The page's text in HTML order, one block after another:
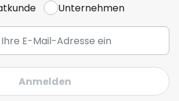
Unternehmen
Anmelden